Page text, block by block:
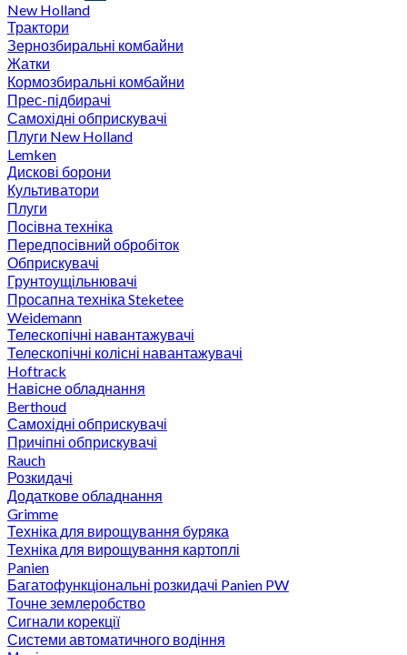
New Holland
Трактори
Зернозбиральні комбайни
Жатки
Кормозбиральні комбайни
Прес-підбирачі
Самохідні обприскувачі
Плуги New Holland
Lemken
Дискові борони
Культиватори
Плуги
Посівна техніка
Передпосівний обробіток
Обприскувачі
Грунтоущільнювачі
Просапна техніка Steketee
Weidemann
Телескопічні навантажувачі
Телескопічні колісні навантажувачі
Hoftrack
Навісне обладнання
Berthoud
Самохідні обприскувачі
Причіпні обприскувачі
Rauch
Розкидачі
Додаткове обладнання
Grimme
Техніка для вирощування буряка
Техніка для вирощування картоплі
Panien
Багатофункціональні розкидачі Panien PW
Точне землеробство
Сигнали корекції
Системи автоматичного водіння